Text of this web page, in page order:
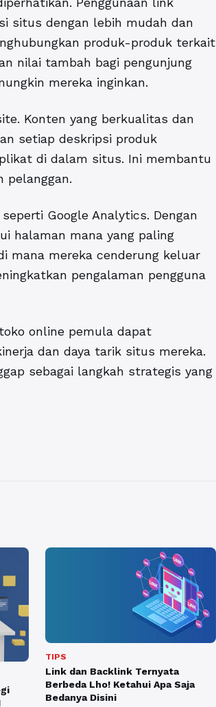
situs dengan lebih mudah dan
produk-produk terkait
nilai tambah bagi pengunjung
mereka inginkan.
Konten yang berkualitas dan
setiap deskripsi produk
di dalam situs. Ini membantu
pelanggan.
Google Analytics. Dengan
halaman mana yang paling
mana mereka cenderung keluar
pengalaman pengguna
online pemula dapat
dan daya tarik situs mereka.
sebagai langkah strategis yang
TIPS
Link dan Backlink Ternyata
Berbeda Lho! Ketahui Apa Saja
Bedanya Disini